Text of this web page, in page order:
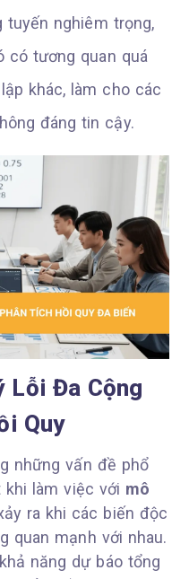
nghiêm trọng,
có tương quan quá
khác, làm cho các
đáng tin cậy.
Lỗi Đa Cộng
Quy
những vấn đề phổ
khi làm việc với mô
ra khi các biến độc
quan mạnh với nhau.
năng dự báo tổng